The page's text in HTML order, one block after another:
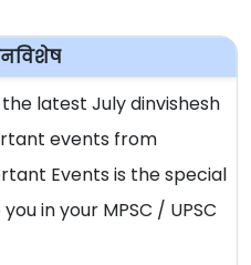
latest July dinvishesh
events from
Events is the special
in your MPSC / UPSC